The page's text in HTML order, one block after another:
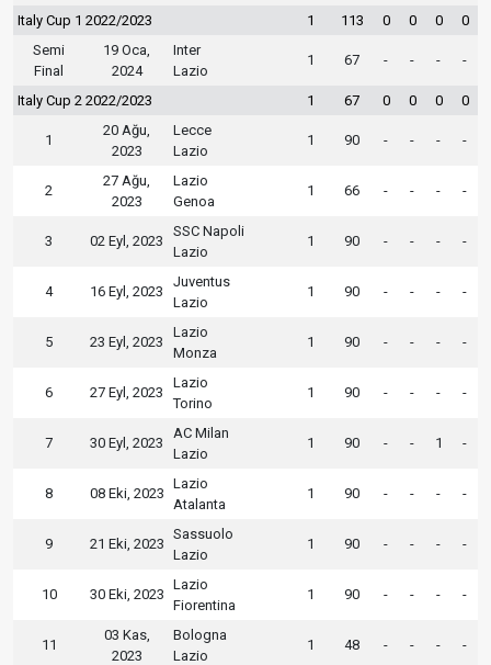
Italy Cup 1 2022/2023 1 113 0 0 0
0
Semi
Final
19 Oca,
2024
Inter
Lazio
1 67 - - - -
Italy Cup 2 2022/2023 1 67 0 0 0 0
1
20 Ağu,
2023
Lecce
Lazio
1 90 - - - -
2
27 Ağu,
2023
Lazio
Genoa
1 66 - - - -
3 02 Eyl, 2023
SSC Napoli
Lazio
1 90 - - - -
4 16 Eyl, 2023
Juventus
Lazio
1 90 - - - -
5 23 Eyl, 2023
Lazio
Monza
1 90 - - - -
6 27 Eyl, 2023
Lazio
Torino
1 90 - - - -
7 30 Eyl, 2023
AC Milan
Lazio
1 90 - - 1 -
8 08 Eki, 2023
Lazio
Atalanta
1 90 - - - -
9 21 Eki, 2023
Sassuolo
Lazio
1 90 - - - -
10 30 Eki, 2023
Lazio
Fiorentina
1 90 - - - -
11
03 Kas,
2023
Bologna
Lazio
1 48 - - - -